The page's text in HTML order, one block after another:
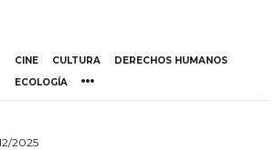
CINE CULTURA
DERECHOS HUMANOS
ECOLOGÍA
2025